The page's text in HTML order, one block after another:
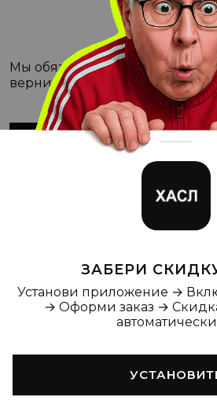
ЗАБЕРИ
Установи приложение →
→ Оформи заказ →
Мы обязательно с этим
вернитесь на Главную
ВЕРНУТЬСЯ НА
Главная Каталог Корзина